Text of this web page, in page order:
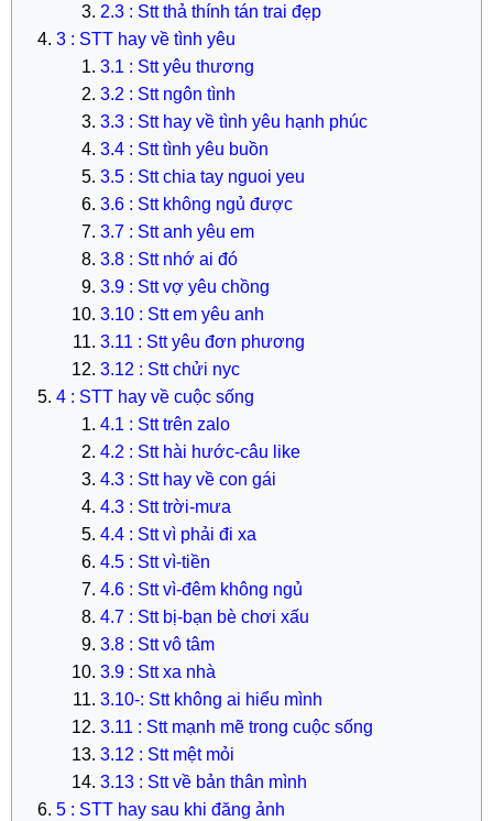
2.3 : Stt thả thính tán trai đẹp
3 : STT hay về tình yêu
3.1 : Stt yêu thương
3.2 : Stt ngôn tình
3.3 : Stt hay về tình yêu hạnh phúc
3.4 : Stt tình yêu buồn
3.5 : Stt chia tay nguoi yeu
3.6 : Stt không ngủ được
3.7 : Stt anh yêu em
3.8 : Stt nhớ ai đó
3.9 : Stt vợ yêu chồng
3.10 : Stt em yêu anh
3.11 : Stt yêu đơn phương
3.12 : Stt chửi nyc
4 : STT hay về cuộc sống
4.1 : Stt trên zalo
4.2 : Stt hài hước-câu like
4.3 : Stt hay về con gái
4.3 : Stt trời-mưa
4.4 : Stt vì phải đi xa
4.5 : Stt vì-tiền
4.6 : Stt vì-đêm không ngủ
4.7 : Stt bị-bạn bè chơi xấu
3.8 : Stt vô tâm
3.9 : Stt xa nhà
3.10-: Stt không ai hiểu mình
3.11 : Stt mạnh mẽ trong cuộc sống
3.12 : Stt mệt mỏi
3.13 : Stt về bản thân mình
5 : STT hay sau khi đăng ảnh